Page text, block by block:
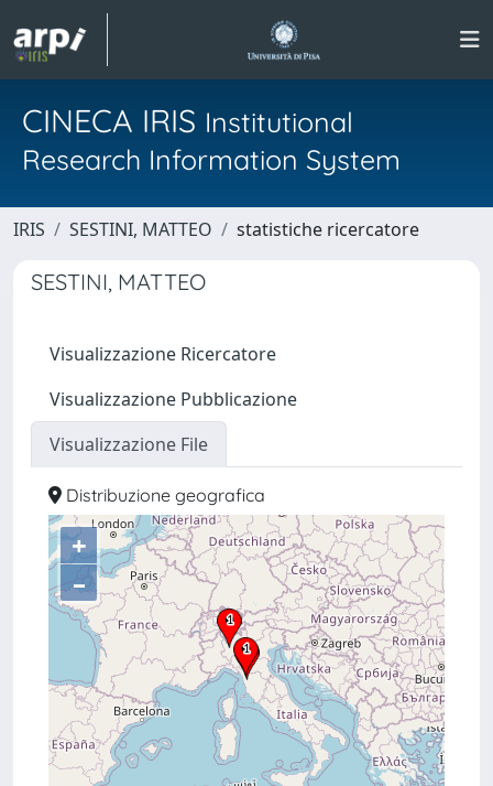
CINECA IRIS Institutional
Research Information System
IRIS SESTINI, MATTEO statistiche ricercatore
SESTINI, MATTEO
Visualizzazione Ricercatore
Visualizzazione Pubblicazione
Visualizzazione File
Distribuzione geografica
+
–